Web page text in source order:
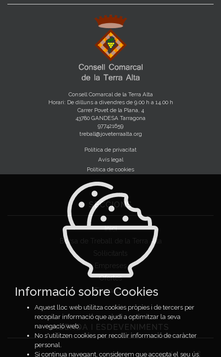
Consell Comarcal de la Terra Alta
Horari: De dilluns a divendres de 9.00 h a 14.00 h
Carrer Povet de la Plana, 4
43780 GANDESA Tarragona
977421659
treball@joveterraalta.org
Política de privacitat
Avís legal
Política de cookies
SECCIONS
Inici
Borsa de Treball de la Terra Alta
Sol·licitants
Empreses
Ofertes
Formació
AGENDA I ESDEVENIMENTS
1 2
Informació sobre Cookies
Aquest lloc web utilitza cookies pròpies i de tercers per
recopilar informació que ajudi a optimitzar la seva
navegació web.
No s'utilitzen cookies per recollir informació de caràcter
personal.
Si continua navegant, considerem que accepta el seu ús.